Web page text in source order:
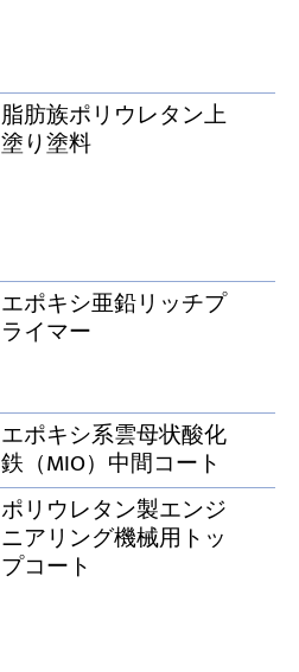
脂肪族ポリウレタン上
塗り塗料
エポキシ亜鉛リッチプ
ライマー
エポキシ系雲母状酸化
鉄（MIO）中間コート
ポリウレタン製エンジ
ニアリング機械用トッ
プコート